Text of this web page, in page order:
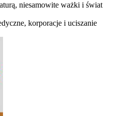
niesamowite ważki i świat
korporacje i uciszanie